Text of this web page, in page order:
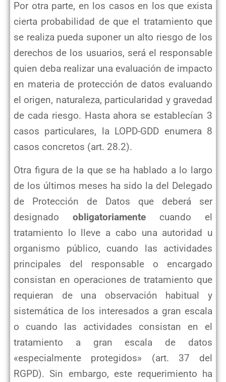
Por otra parte, en los casos en los que exista
cierta probabilidad de que el tratamiento que
se realiza pueda suponer un alto riesgo de los
derechos de los usuarios, será el responsable
quien deba realizar una evaluación de impacto
en materia de protección de datos evaluando
el origen, naturaleza, particularidad y gravedad
de cada riesgo. Hasta ahora se establecían 3
casos particulares, la LOPD-GDD enumera 8
casos concretos (art. 28.2).
Otra figura de la que se ha hablado a lo largo
de los últimos meses ha sido la del Delegado
de Protección de Datos que deberá ser
designado obligatoriamente cuando el
tratamiento lo lleve a cabo una autoridad u
organismo público, cuando las actividades
principales del responsable o encargado
consistan en operaciones de tratamiento que
requieran de una observación habitual y
sistemática de los interesados a gran escala
o cuando las actividades consistan en el
tratamiento a gran escala de datos
«especialmente protegidos» (art. 37 del
RGPD). Sin embargo, este requerimiento ha